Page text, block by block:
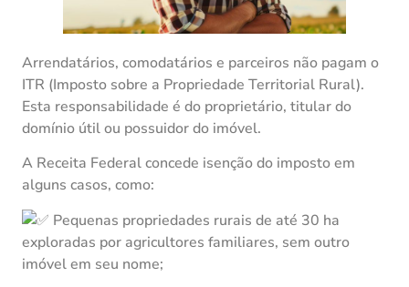
Arrendatários, comodatários e parceiros não pagam o
ITR (Imposto sobre a Propriedade Territorial Rural).
Esta responsabilidade é do proprietário, titular do
domínio útil ou possuidor do imóvel.
A Receita Federal concede isenção do imposto em
alguns casos, como:
Pequenas propriedades rurais de até 30 ha
exploradas por agricultores familiares, sem outro
imóvel em seu nome;